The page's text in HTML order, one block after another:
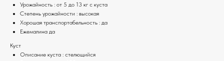
Урожайность : от 5 до 13 кг с куста
Степень урожайности : высокая
Хорошая транспортабельность : да
Ежемалина да
Куст
Описание куста : стелющийся